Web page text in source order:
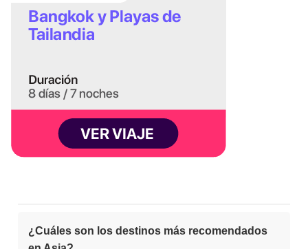
¿Cuáles son los destinos más recomendados